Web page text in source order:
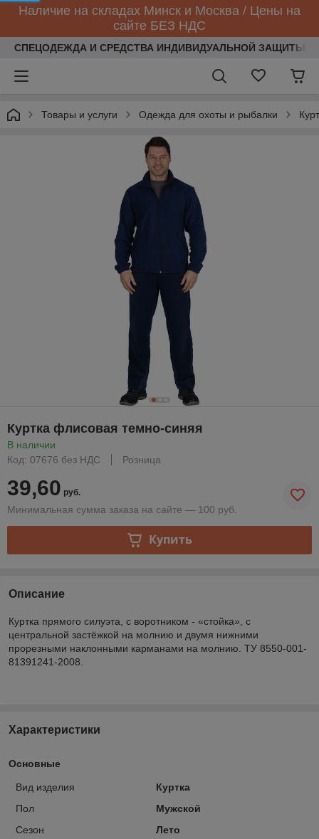
Наличие на складах Минск и Москва / Цены на
сайте БЕЗ НДС
СПЕЦОДЕЖДА И СРЕДСТВА ИНДИВИДУАЛЬНОЙ ЗАЩИТЫ
Товары и услуги Одежда для охоты и рыбалки
Куртка флисовая темно-синяя
В наличии
Код: 07676 без НДС
Розница
39,60 руб.
Минимальная сумма заказа на сайте — 100 руб.
Купить
Описание
Куртка прямого силуэта, с воротником - «стойка», с
центральной застёжкой на молнию и двумя нижними
прорезными наклонными карманами на молнию. ТУ 8550-001-
81391241-2008.
Характеристики
Основные
Вид изделия
Куртка
Пол
Мужской
Сезон
Лето